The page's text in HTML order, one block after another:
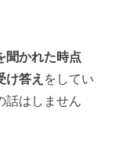
聞かれた時点
け答え をしてい
話はしません